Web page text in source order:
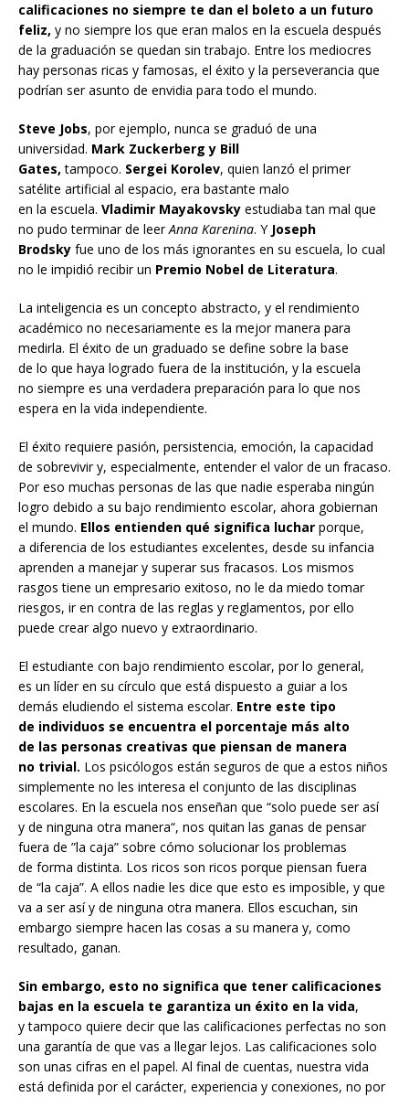
calificaciones no siempre te dan el boleto a un futuro
feliz, y no siempre los que eran malos en la escuela después
de la graduación se quedan sin trabajo. Entre los mediocres
hay personas ricas y famosas, el éxito y la perseverancia que
podrían ser asunto de envidia para todo el mundo.
Steve Jobs, por ejemplo, nunca se graduó de una
universidad. Mark Zuckerberg y Bill
Gates, tampoco. Sergei Korolev, quien lanzó el primer
satélite artificial al espacio, era bastante malo
en la escuela. Vladimir Mayakovsky estudiaba tan mal que
no pudo terminar de leerAnna Karenina. Y Joseph
Brodsky fue uno de los más ignorantes en su escuela, lo cual
no le impidió recibir un Premio Nobel de Literatura.
La inteligencia es un concepto abstracto, y el rendimiento
académico no necesariamente es la mejor manera para
medirla. El éxito de un graduado se define sobre la base
de lo que haya logrado fuera de la institución, y la escuela
no siempre es una verdadera preparación para lo que nos
espera en la vida independiente.
El éxito requiere pasión, persistencia, emoción, la capacidad
de sobrevivir y, especialmente, entender el valor de un fracaso.
Por eso muchas personas de las que nadie esperaba ningún
logro debido a su bajo rendimiento escolar, ahora gobiernan
el mundo. Ellos entienden qué significa luchar porque,
a diferencia de los estudiantes excelentes, desde su infancia
aprenden a manejar y superar sus fracasos. Los mismos
rasgos tiene un empresario exitoso, no le da miedo tomar
riesgos, ir en contra de las reglas y reglamentos, por ello
puede crear algo nuevo y extraordinario.
El estudiante con bajo rendimiento escolar, por lo general,
es un líder en su círculo que está dispuesto a guiar a los
demás eludiendo el sistema escolar. Entre este tipo
de individuos se encuentra el porcentaje más alto
de las personas creativas que piensan de manera
no trivial. Los psicólogos están seguros de que a estos niños
simplemente no les interesa el conjunto de las disciplinas
escolares. En la escuela nos enseñan que “solo puede ser así
y de ninguna otra manera“, nos quitan las ganas de pensar
fuera de ”la caja” sobre cómo solucionar los problemas
de forma distinta. Los ricos son ricos porque piensan fuera
de “la caja”. A ellos nadie les dice que esto es imposible, y que
va a ser así y de ninguna otra manera. Ellos escuchan, sin
embargo siempre hacen las cosas a su manera y, como
resultado, ganan.
Sin embargo, esto no significa que tener calificaciones
bajas en la escuela te garantiza un éxito en la vida,
y tampoco quiere decir que las calificaciones perfectas no son
una garantía de que vas a llegar lejos. Las calificaciones solo
son unas cifras en el papel. Al final de cuentas, nuestra vida
está definida por el carácter, experiencia y conexiones, no por